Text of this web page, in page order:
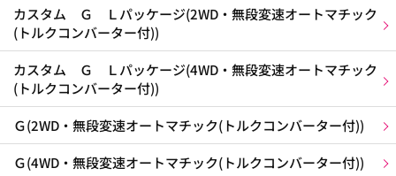
カスタム Ｇ Ｌパッケージ(2WD・無段変速オートマチック
(トルクコンバーター付))
カスタム Ｇ Ｌパッケージ(4WD・無段変速オートマチック
(トルクコンバーター付))
Ｇ(2WD・無段変速オートマチック(トルクコンバーター付))
Ｇ(4WD・無段変速オートマチック(トルクコンバーター付))